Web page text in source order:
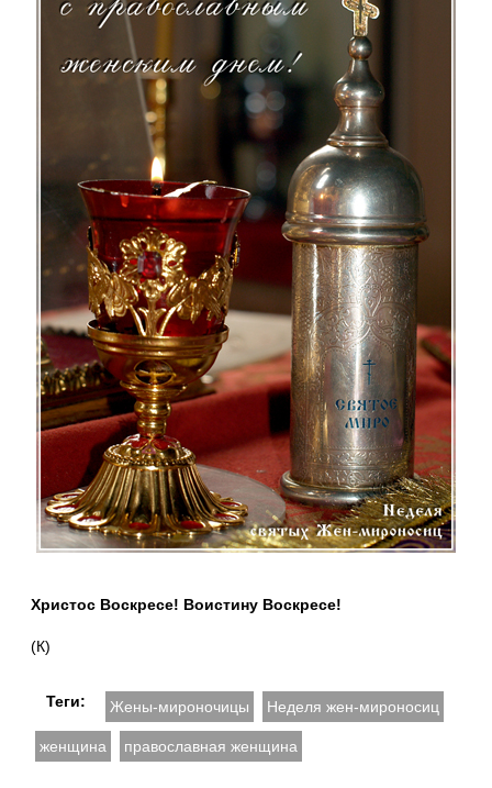
Христос Воскресе! Воистину Воскресе!
(К)
Теги: Жены-мироночицы Неделя жен-мироносиц
женщина православная женщина